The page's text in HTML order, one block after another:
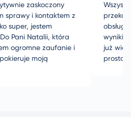
zaskoczony
sprawy i kontaktem z
super, jestem
Pani Natalii, która
ogromne zaufanie i
moją
już
prosta